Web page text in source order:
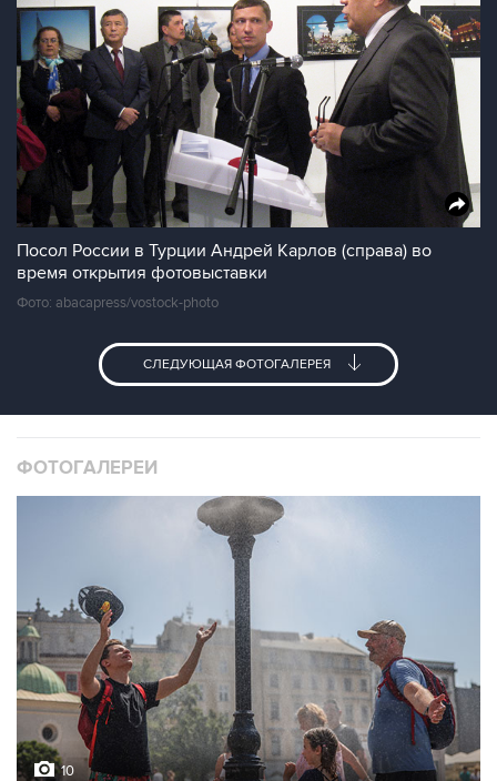
Посол России в Турции Андрей Карлов (справа) во
время открытия фотовыставки
Фото: abacapress/vostock-photo
СЛЕДУЮЩАЯ ФОТОГАЛЕРЕЯ
ФОТОГАЛЕРЕИ
10